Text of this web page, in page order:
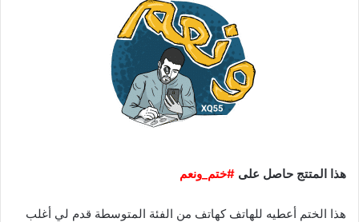
هذا المتتج حاصل على #ختم_ونعم
هذا الختم أعطيه للهاتف كهاتف من الفئة المتوسطة قدم لي أغلب